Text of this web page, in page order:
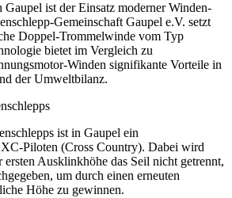
ist der Einsatz moderner Winden-
Gemeinschaft Gaupel e.V. setzt
Doppel-Trommelwinde vom Typ
bietet im Vergleich zu
Winden signifikante Vorteile in
der Umweltbilanz.
ist in Gaupel ein
Piloten (Cross Country). Dabei wird
ersten Ausklinkhöhe das Seil nicht getrennt,
um durch einen erneuten
Höhe zu gewinnen.